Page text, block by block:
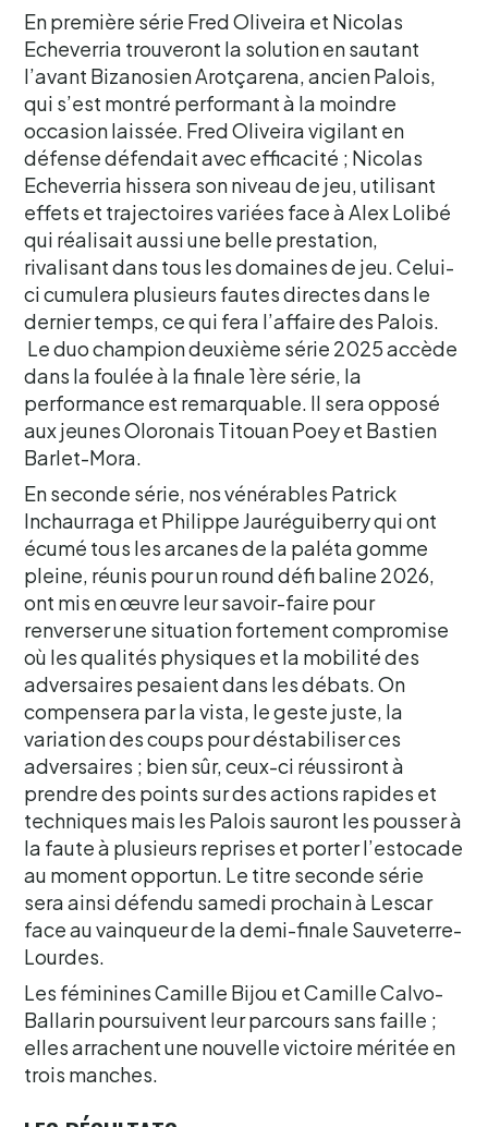
En première série Fred Oliveira et Nicolas
Echeverria trouveront la solution en sautant
l’avant Bizanosien Arotçarena, ancien Palois,
qui s’est montré performant à la moindre
occasion laissée. Fred Oliveira vigilant en
défense défendait avec efficacité ; Nicolas
Echeverria hissera son niveau de jeu, utilisant
effets et trajectoires variées face à Alex Lolibé
qui réalisait aussi une belle prestation,
rivalisant dans tous les domaines de jeu. Celui-
ci cumulera plusieurs fautes directes dans le
dernier temps, ce qui fera l’affaire des Palois.
Le duo champion deuxième série 2025 accède
dans la foulée à la finale 1ère série, la
performance est remarquable. Il sera opposé
aux jeunes Oloronais Titouan Poey et Bastien
Barlet-Mora.
En seconde série, nos vénérables Patrick
Inchaurraga et Philippe Jauréguiberry qui ont
écumé tous les arcanes de la paléta gomme
pleine, réunis pour un round défi baline 2026,
ont mis en œuvre leur savoir-faire pour
renverser une situation fortement compromise
où les qualités physiques et la mobilité des
adversaires pesaient dans les débats. On
compensera par la vista, le geste juste, la
variation des coups pour déstabiliser ces
adversaires ; bien sûr, ceux-ci réussiront à
prendre des points sur des actions rapides et
techniques mais les Palois sauront les pousser à
la faute à plusieurs reprises et porter l’estocade
au moment opportun. Le titre seconde série
sera ainsi défendu samedi prochain à Lescar
face au vainqueur de la demi-finale Sauveterre-
Lourdes.
Les féminines Camille Bijou et Camille Calvo-
Ballarin poursuivent leur parcours sans faille ;
elles arrachent une nouvelle victoire méritée en
trois manches.